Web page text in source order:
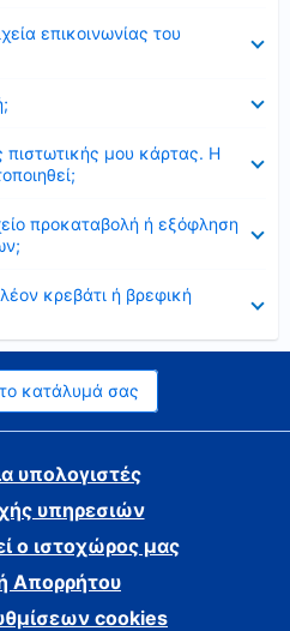
επικοινωνίας του
πιστωτικής μου κάρτας. Η
προκαταβολή ή εξόφληση
κρεβάτι ή βρεφική
κατάλυμά σας
υπολογιστές
υπηρεσιών
ο ιστοχώρος μας
Απορρήτου
cookies